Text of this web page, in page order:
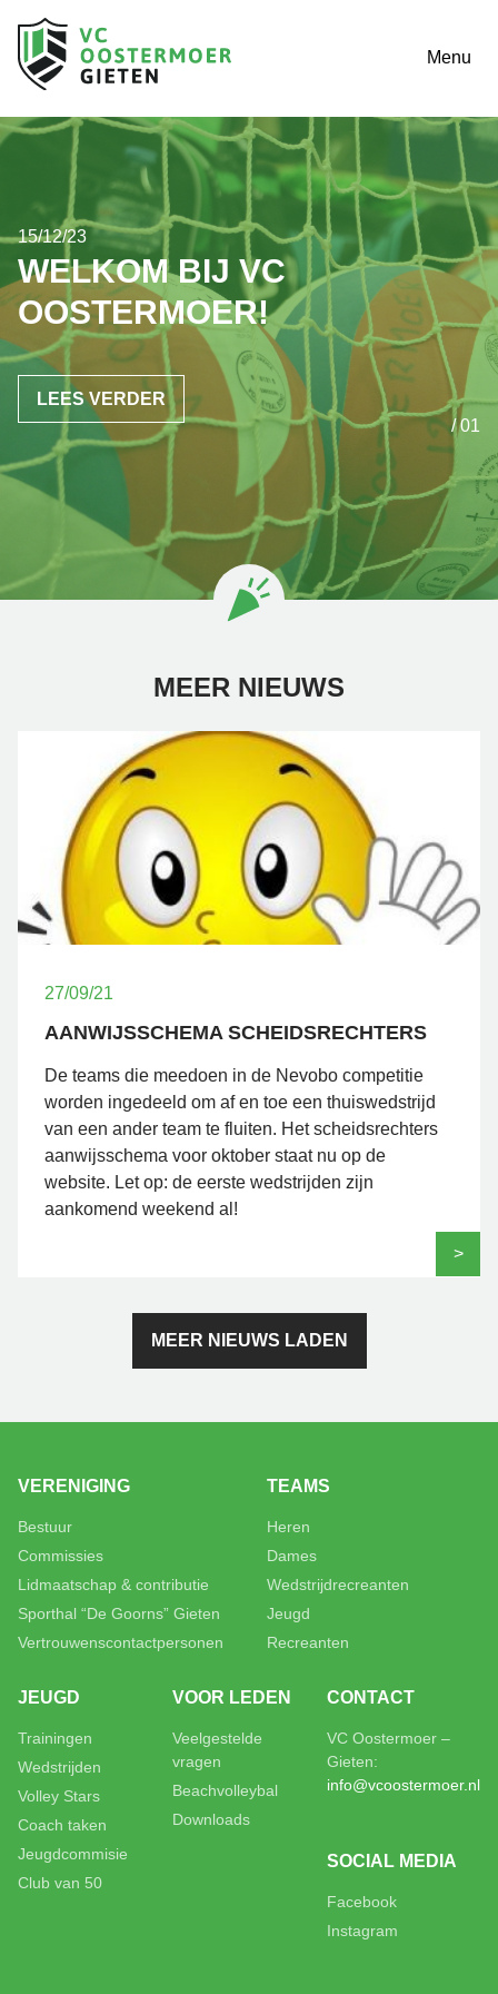
Menu
15/12/23
WELKOM BIJ VC
OOSTERMOER!
LEES VERDER
/ 01
MEER NIEUWS
27/09/21
AANWIJSSCHEMA SCHEIDSRECHTERS
De teams die meedoen in de Nevobo competitie
worden ingedeeld om af en toe een thuiswedstrijd
van een ander team te fluiten. Het scheidsrechters
aanwijsschema voor oktober staat nu op de
website. Let op: de eerste wedstrijden zijn
aankomend weekend al!
>
MEER NIEUWS LADEN
VERENIGING
Bestuur
Commissies
Lidmaatschap & contributie
Sporthal “De Goorns” Gieten
Vertrouwenscontactpersonen
TEAMS
Heren
Dames
Wedstrijdrecreanten
Jeugd
Recreanten
JEUGD
Trainingen
Wedstrijden
Volley Stars
Coach taken
Jeugdcommisie
Club van 50
VOOR LEDEN
Veelgestelde
vragen
Beachvolleybal
Downloads
CONTACT
VC Oostermoer –
Gieten:
info@vcoostermoer.nl
SOCIAL MEDIA
Facebook
Instagram